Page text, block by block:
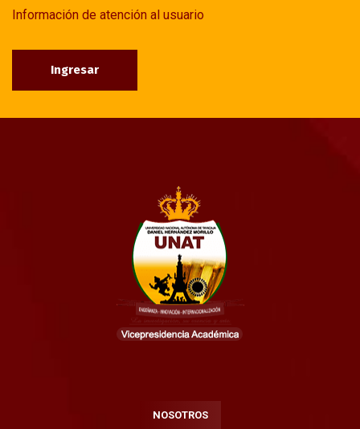
Información de atención al usuario
Ingresar
NOSOTROS